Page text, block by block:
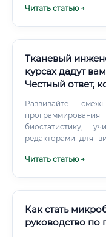
выполнение
Читать статью →
Тканевый
курсах дадут
Честный ответ,
Развивайте
биостатистику,
редакторами для
Читать статью →
Как стать
руководство по